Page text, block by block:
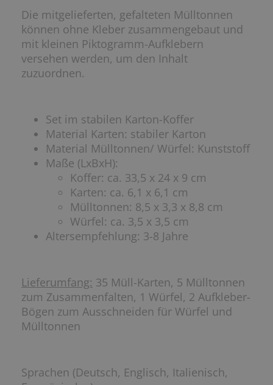
Die mitgelieferten, gefalteten Mülltonnen
können ohne Kleber zusammengebaut und
mit kleinen Piktogramm-Aufklebern
versehen werden, um den Inhalt
zuzuordnen.
Set im stabilen Karton-Koffer
Material Karten: stabiler Karton
Material Mülltonnen/ Würfel: Kunststoff
Maße (LxBxH):
Koffer: ca. 33,5 x 24 x 9 cm
Karten: ca. 6,1 x 6,1 cm
Mülltonnen: 8,5 x 3,3 x 8,8 cm
Würfel: ca. 3,5 x 3,5 cm
Altersempfehlung: 3-8 Jahre
Lieferumfang: 35 Müll-Karten, 5 Mülltonnen
zum Zusammenfalten, 1 Würfel, 2 Aufkleber-
Bögen zum Ausschneiden für Würfel und
Mülltonnen
Sprachen (Deutsch, Englisch, Italienisch,